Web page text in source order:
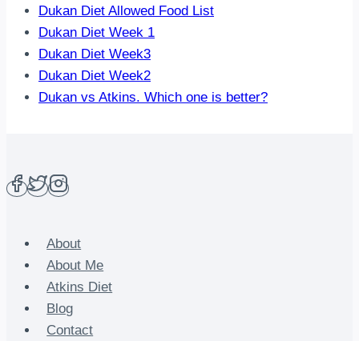
Dukan Diet Allowed Food List
Dukan Diet Week 1
Dukan Diet Week3
Dukan Diet Week2
Dukan vs Atkins. Which one is better?
About
About Me
Atkins Diet
Blog
Contact